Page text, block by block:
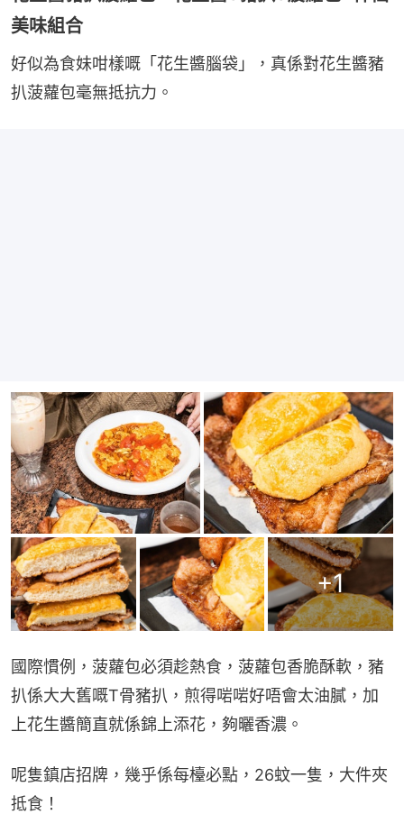
美味組合
好似為食妹咁樣嘅「花生醬腦袋」，真係對花生醬豬
扒菠蘿包毫無抵抗力。
+1
國際慣例，菠蘿包必須趁熱食，菠蘿包香脆酥軟，豬
扒係大大舊嘅T骨豬扒，煎得啱啱好唔會太油膩，加
上花生醬簡直就係錦上添花，夠曬香濃。
呢隻鎮店招牌，幾乎係每檯必點，26蚊一隻，大件夾
抵食！